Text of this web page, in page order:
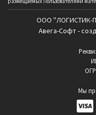
ООО "ЛОГИСТИК-
Авега-Софт -
Мы